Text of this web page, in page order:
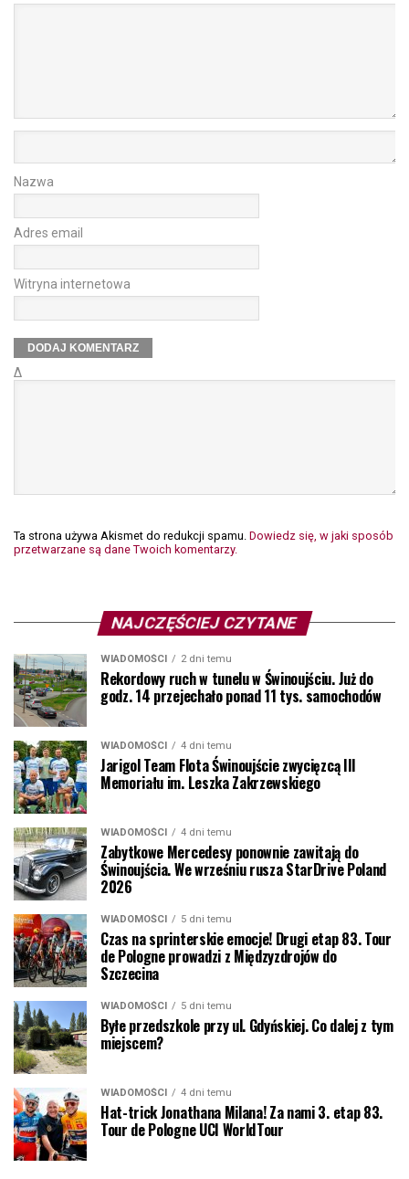
Nazwa
Adres email
Witryna internetowa
Δ
Ta strona używa Akismet do redukcji spamu. Dowiedz się, w jaki sposób
przetwarzane są dane Twoich komentarzy.
NAJCZĘŚCIEJ CZYTANE
WIADOMOŚCI 2 dni temu
Rekordowy ruch w tunelu w Świnoujściu. Już do
godz. 14 przejechało ponad 11 tys. samochodów
WIADOMOŚCI 4 dni temu
Jarigol Team Flota Świnoujście zwycięzcą III
Memoriału im. Leszka Zakrzewskiego
WIADOMOŚCI 4 dni temu
Zabytkowe Mercedesy ponownie zawitają do
Świnoujścia. We wrześniu rusza StarDrive Poland
2026
WIADOMOŚCI 5 dni temu
Czas na sprinterskie emocje! Drugi etap 83. Tour
de Pologne prowadzi z Międzyzdrojów do
Szczecina
WIADOMOŚCI 5 dni temu
Byłe przedszkole przy ul. Gdyńskiej. Co dalej z tym
miejscem?
WIADOMOŚCI 4 dni temu
Hat-trick Jonathana Milana! Za nami 3. etap 83.
Tour de Pologne UCI WorldTour